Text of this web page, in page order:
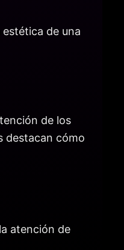
de una
de los
destacan cómo
atención de